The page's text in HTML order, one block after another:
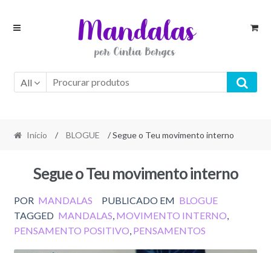
Skip
Skip
All
Início / BLOGUE / Segue o Teu movimento interno
Segue o Teu movimento interno
POR MANDALAS PUBLICADO EM BLOGUE
TAGGED MANDALAS MOVIMENTO INTERNO
PENSAMENTO POSITIVO PENSAMENTOS